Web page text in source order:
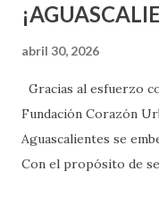
abril 30, 2026
Gracias al esfuerzo
Fundación Corazón
Aguascalientes se
Con el propósito de